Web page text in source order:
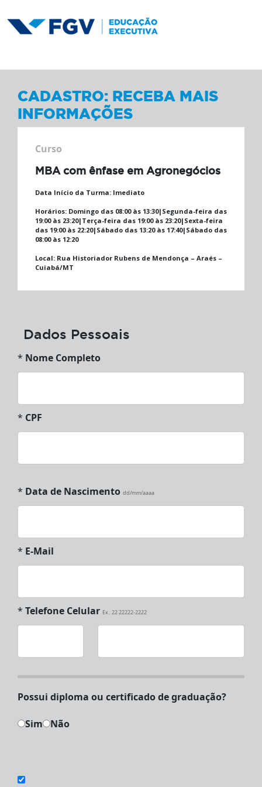
CADASTRO: RECEBA MAIS
INFORMAÇÕES
Curso
MBA com ênfase em Agronegócios
Data Início da Turma: Imediato
Horários: Domingo das 08:00 às 13:30|Segunda-feira das
19:00 às 23:20|Terça-feira das 19:00 às 23:20|Sexta-feira
das 19:00 às 22:20|Sábado das 13:20 às 17:40|Sábado das
08:00 às 12:20
Local: Rua Historiador Rubens de Mendonça – Araés –
Cuiabá/MT
Dados Pessoais
* Nome Completo
* CPF
* Data de Nascimento dd/mm/aaaa
* E-Mail
* Telefone Celular Ex.: 22 22222-2222
Possui diploma ou certificado de graduação?
Sim Não